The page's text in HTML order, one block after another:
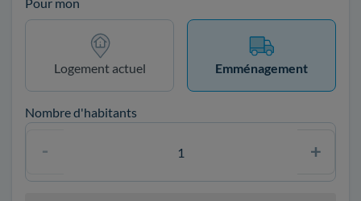
Logement actuel Emménagement
Nombre d'habitants